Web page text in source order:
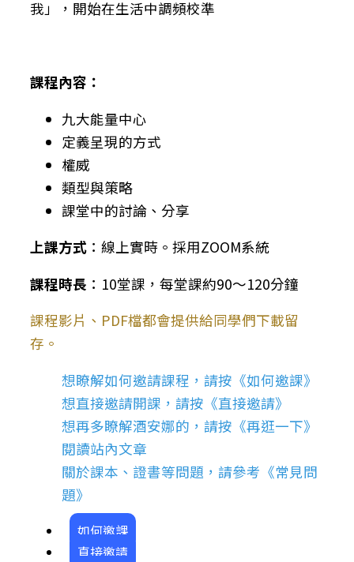
我」，開始在生活中調頻校準
課程內容：
九大能量中心
定義呈現的方式
權威
類型與策略
課堂中的討論、分享
上課方式 ：線上實時。採用ZOOM系統
課程時長 ：10堂課，每堂課約90～120分鐘
課程影片、PDF檔都會提供給同學們下載留
存。
想瞭解如何邀請課程，請按《如何邀課》
想直接邀請開課，請按《直接邀請》
想再多瞭解酒安娜的，請按《再逛一下》
閱讀站內文章
關於課本、證書等問題，請參考《常見問
題》
如何邀課
直接邀請